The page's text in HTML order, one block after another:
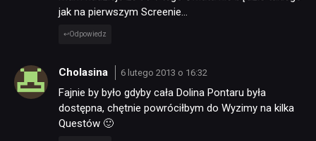
jak na pierwszym Screenie…
Odpowiedz
Cholasina 6 lutego 2013 o 16:32
Fajnie by było gdyby cała Dolina Pontaru była
dostępna, chętnie powróciłbym do Wyzimy na kilka
Questów 🙂